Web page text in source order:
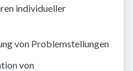
individueller
von Problemstellungen
von